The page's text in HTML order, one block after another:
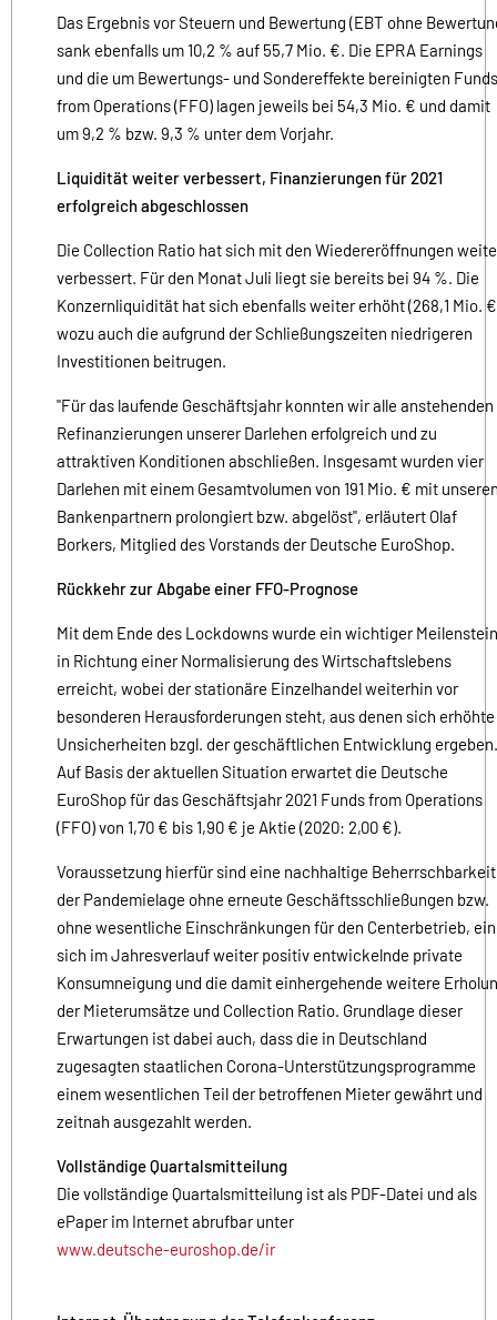
Das Ergebnis vor Steuern und Bewertung (EBT ohne
sank ebenfalls um 10,2 % auf 55,7 Mio. €. Die EPRA Earnings
und die um Bewertungs- und Sondereffekte bereinigten Funds
from Operations (FFO) lagen jeweils bei 54,3 Mio. € und damit
um 9,2 % bzw. 9,3 % unter dem Vorjahr.
Liquidität weiter verbessert, Finanzierungen für 2021
erfolgreich abgeschlossen
Die Collection Ratio hat sich mit den Wiedereröffnungen
verbessert. Für den Monat Juli liegt sie bereits bei 94 %. Die
Konzernliquidität hat sich ebenfalls weiter erhöht (268,1 Mio.
wozu auch die aufgrund der Schließungszeiten niedrigeren
Investitionen beitrugen.
"Für das laufende Geschäftsjahr konnten wir alle anstehenden
Refinanzierungen unserer Darlehen erfolgreich und zu
attraktiven Konditionen abschließen. Insgesamt wurden vier
Darlehen mit einem Gesamtvolumen von 191 Mio. € mit
Bankenpartnern prolongiert bzw. abgelöst", erläutert Olaf
Borkers, Mitglied des Vorstands der Deutsche EuroShop.
Rückkehr zur Abgabe einer FFO-Prognose
Mit dem Ende des Lockdowns wurde ein wichtiger Meilenstein
in Richtung einer Normalisierung des Wirtschaftslebens
erreicht, wobei der stationäre Einzelhandel weiterhin vor
besonderen Herausforderungen steht, aus denen sich erhöhte
Unsicherheiten bzgl. der geschäftlichen Entwicklung ergeben.
Auf Basis der aktuellen Situation erwartet die Deutsche
EuroShop für das Geschäftsjahr 2021 Funds from Operations
(FFO) von 1,70 € bis 1,90 € je Aktie (2020: 2,00 €).
Voraussetzung hierfür sind eine nachhaltige Beherrschbarkeit
der Pandemielage ohne erneute Geschäftsschließungen bzw.
ohne wesentliche Einschränkungen für den Centerbetrieb,
sich im Jahresverlauf weiter positiv entwickelnde private
Konsumneigung und die damit einhergehende weitere
der Mieterumsätze und Collection Ratio. Grundlage dieser
Erwartungen ist dabei auch, dass die in Deutschland
zugesagten staatlichen Corona-Unterstützungsprogramme
einem wesentlichen Teil der betroffenen Mieter gewährt und
zeitnah ausgezahlt werden.
Vollständige Quartalsmitteilung
Die vollständige Quartalsmitteilung ist als PDF-Datei und als
ePaper im Internet abrufbar unter
www.deutsche-euroshop.de/ir